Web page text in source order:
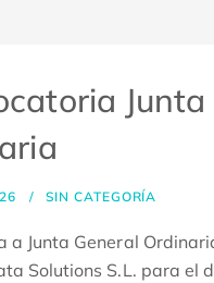
Junta
SIN CATEGORÍA
a Junta General
Solutions S.L. para el